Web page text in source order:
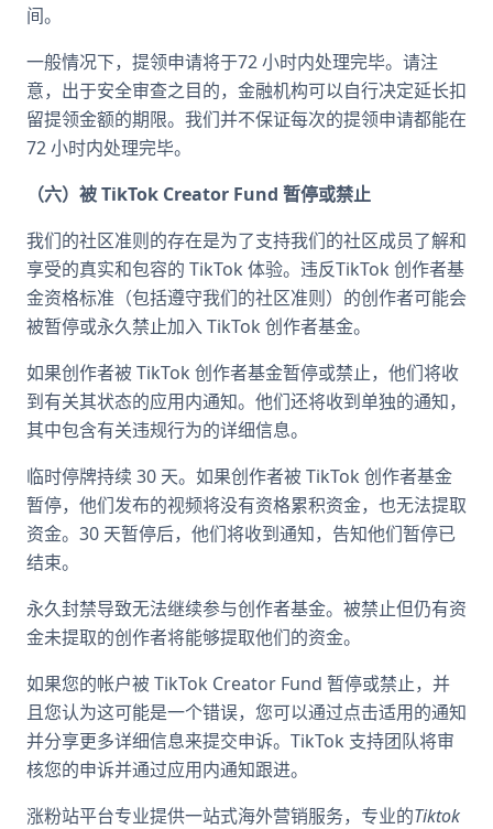
间。
一般情况下，提领申请将于72 小时内处理完毕。请注
意，出于安全审查之目的，金融机构可以自行决定延长扣
留提领金额的期限。我们并不保证每次的提领申请都能在
72 小时内处理完毕。
（六）被 TikTok Creator Fund 暂停或禁止
我们的社区准则的存在是为了支持我们的社区成员了解和
享受的真实和包容的 TikTok 体验。违反TikTok 创作者基
金资格标准（包括遵守我们的社区准则）的创作者可能会
被暂停或永久禁止加入 TikTok 创作者基金。
如果创作者被 TikTok 创作者基金暂停或禁止，他们将收
到有关其状态的应用内通知。他们还将收到单独的通知，
其中包含有关违规行为的详细信息。
临时停牌持续 30 天。如果创作者被 TikTok 创作者基金
暂停，他们发布的视频将没有资格累积资金，也无法提取
资金。30 天暂停后，他们将收到通知，告知他们暂停已
结束。
永久封禁导致无法继续参与创作者基金。被禁止但仍有资
金未提取的创作者将能够提取他们的资金。
如果您的帐户被 TikTok Creator Fund 暂停或禁止，并
且您认为这可能是一个错误，您可以通过点击适用的通知
并分享更多详细信息来提交申诉。TikTok 支持团队将审
核您的申诉并通过应用内通知跟进。
涨粉站平台专业提供一站式海外营销服务，专业的Tiktok